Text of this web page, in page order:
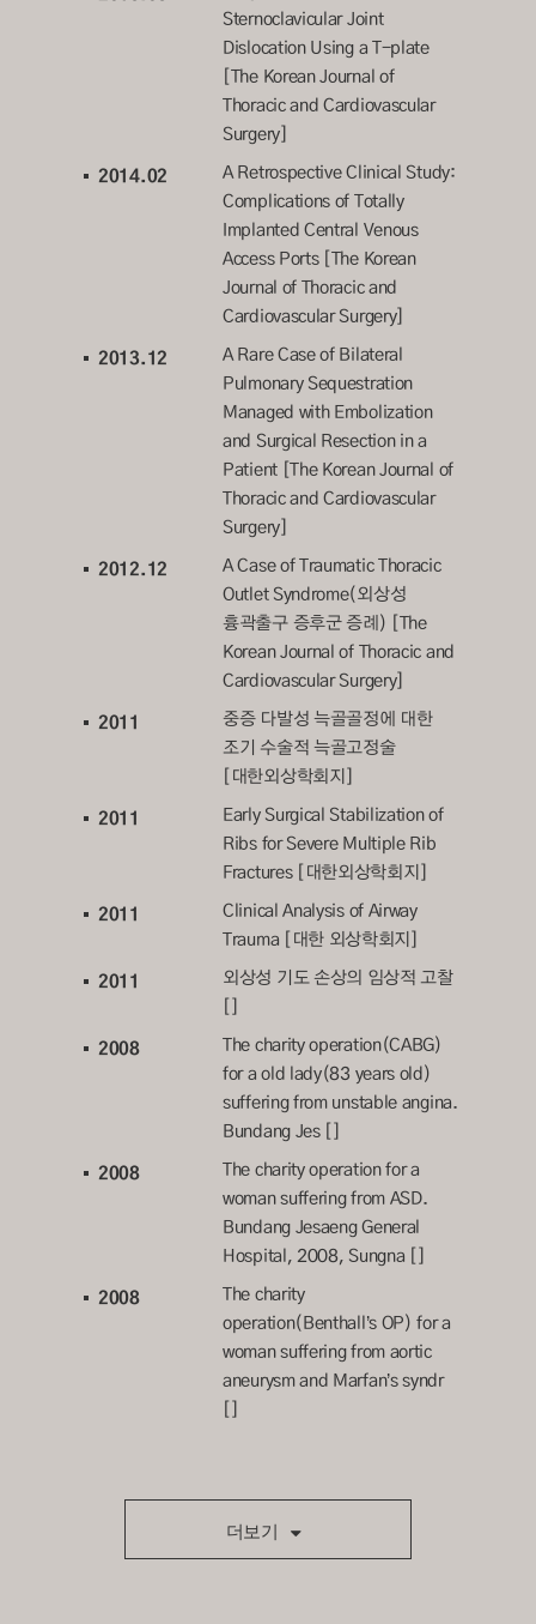
Sternoclavicular Joint
Dislocation Using a T-plate
[The Korean Journal of
Thoracic and Cardiovascular
Surgery]
2014.02
A Retrospective Clinical Study:
Complications of Totally
Implanted Central Venous
Access Ports [The Korean
Journal of Thoracic and
Cardiovascular Surgery]
2013.12
A Rare Case of Bilateral
Pulmonary Sequestration
Managed with Embolization
and Surgical Resection in a
Patient [The Korean Journal of
Thoracic and Cardiovascular
Surgery]
2012.12
A Case of Traumatic Thoracic
Outlet Syndrome(외상성
흉곽출구 증후군 증례) [The
Korean Journal of Thoracic and
Cardiovascular Surgery]
2011
중증 다발성 늑골골정에 대한
조기 수술적 늑골고정술
[대한외상학회지]
2011
Early Surgical Stabilization of
Ribs for Severe Multiple Rib
Fractures [대한외상학회지]
2011
Clinical Analysis of Airway
Trauma [대한 외상학회지]
2011
외상성 기도 손상의 임상적 고찰
[]
2008
The charity operation(CABG)
for a old lady(83 years old)
suffering from unstable angina.
Bundang Jes []
2008
The charity operation for a
woman suffering from ASD.
Bundang Jesaeng General
Hospital, 2008, Sungna []
2008
The charity
operation(Benthall’s OP) for a
woman suffering from aortic
aneurysm and Marfan’s syndr
[]
더보기